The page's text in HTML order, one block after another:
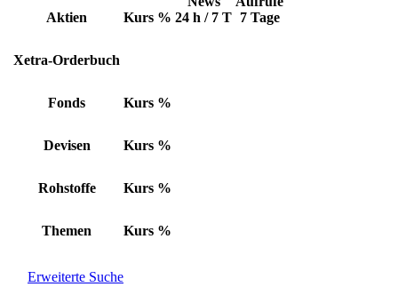
Aktien Kurs % 24 h / 7 T 7 Tage
Xetra-Orderbuch
Fonds Kurs %
Devisen Kurs %
Rohstoffe Kurs %
Themen Kurs %
Erweiterte Suche